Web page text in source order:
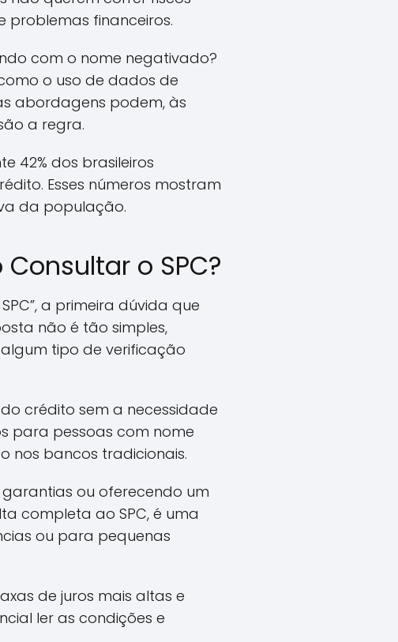
problemas financeiros.
com o nome negativado?
o uso de dados de
abordagens podem, às
a regra.
42% dos brasileiros
Esses números mostram
da população.
o SPC?
a primeira dúvida que
não é tão simples,
tipo de verificação
crédito sem a necessidade
para pessoas com nome
nos bancos tradicionais.
ou oferecendo um
completa ao SPC, é uma
ou para pequenas
de juros mais altas e
ler as condições e